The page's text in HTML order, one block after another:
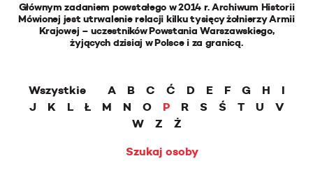
Głównym zadaniem powstałego w 2014 r. Archiwum Historii
Mówionej jest utrwalenie relacji kilku tysięcy żołnierzy Armii
Krajowej – uczestników Powstania Warszawskiego,
żyjących dzisiaj w Polsce i za granicą.
Wszystkie A B C Ć D E F G H
I
J
K L Ł M N O P R S Ś T U
V
W
Z
Ż
Szukaj osoby